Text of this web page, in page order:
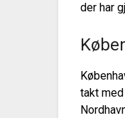
der har
takt